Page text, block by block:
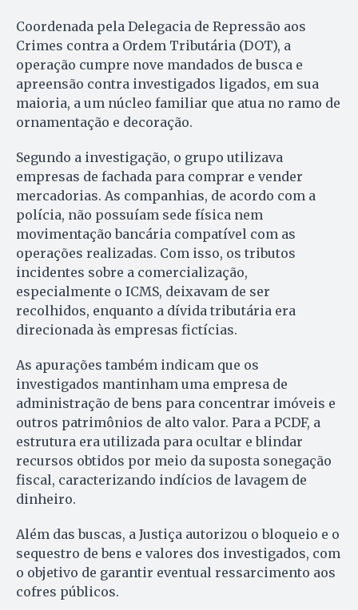
Coordenada pela Delegacia de Repressão aos
Crimes contra a Ordem Tributária (DOT), a
operação cumpre nove mandados de busca e
apreensão contra investigados ligados, em sua
maioria, a um núcleo familiar que atua no ramo de
ornamentação e decoração.
Segundo a investigação, o grupo utilizava
empresas de fachada para comprar e vender
mercadorias. As companhias, de acordo com a
polícia, não possuíam sede física nem
movimentação bancária compatível com as
operações realizadas. Com isso, os tributos
incidentes sobre a comercialização,
especialmente o ICMS, deixavam de ser
recolhidos, enquanto a dívida tributária era
direcionada às empresas fictícias.
As apurações também indicam que os
investigados mantinham uma empresa de
administração de bens para concentrar imóveis e
outros patrimônios de alto valor. Para a PCDF, a
estrutura era utilizada para ocultar e blindar
recursos obtidos por meio da suposta sonegação
fiscal, caracterizando indícios de lavagem de
dinheiro.
Além das buscas, a Justiça autorizou o bloqueio e o
sequestro de bens e valores dos investigados, com
o objetivo de garantir eventual ressarcimento aos
cofres públicos.